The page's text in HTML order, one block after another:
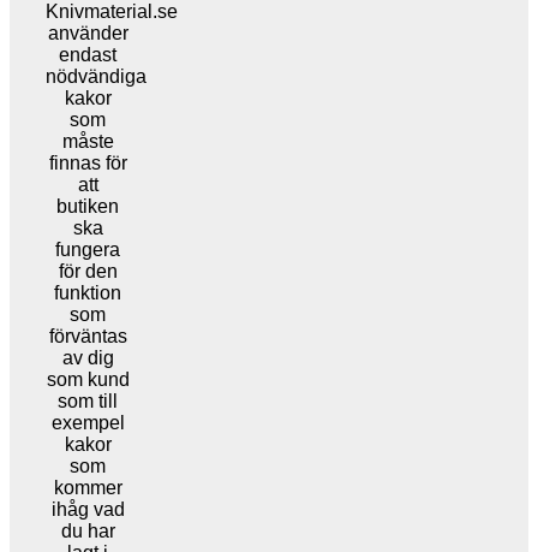
Knivmaterial.se
använder
endast
nödvändiga
kakor
som
måste
finnas för
att
butiken
ska
fungera
för den
funktion
som
förväntas
av dig
som kund
som till
exempel
kakor
som
kommer
ihåg vad
du har